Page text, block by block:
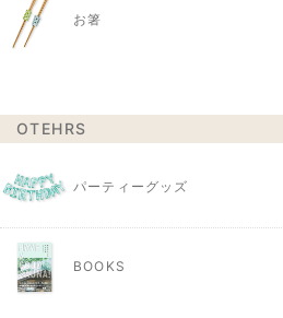
お箸
OTEHRS
パーティーグッズ
BOOKS